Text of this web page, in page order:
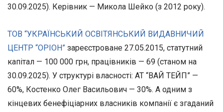
30.09.2025). Керівник — Микола Шейко (з 2012 року).
ТОВ “УКРАЇНСЬКИЙ ОСВІТЯНСЬКИЙ ВИДАВНИЧИЙ
ЦЕНТР “ОРІОН” зареєстроване 27.05.2015, статутний
капітал — 100 000 грн, працівників — 69 (станом на
30.09.2025). У структурі власності: АТ “ВАЙ ТЕЙП” —
60%, Костенко Олег Васильович — 30%. А одним з
кінцевих бенефіціарних власників компанії є згаданий